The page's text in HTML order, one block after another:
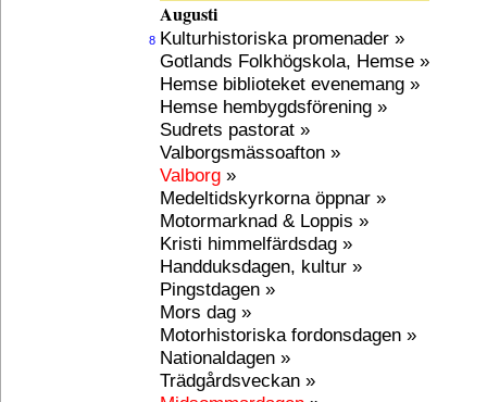
Augusti
8 Kulturhistoriska promenader »
Gotlands Folkhögskola, Hemse »
Hemse biblioteket evenemang »
Hemse hembygdsförening »
Sudrets pastorat »
Valborgsmässoafton »
Valborg »
Medeltidskyrkorna öppnar »
Motormarknad & Loppis »
Kristi himmelfärdsdag »
Handduksdagen, kultur »
Pingstdagen »
Mors dag »
Motorhistoriska fordonsdagen »
Nationaldagen »
Trädgårdsveckan »